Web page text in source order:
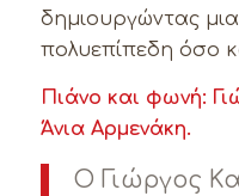
δημιουργώντας
πολυεπίπεδη όσο
Πιάνο και φωνή:
Άνια Αρμενάκη.
Ο Γιώργος